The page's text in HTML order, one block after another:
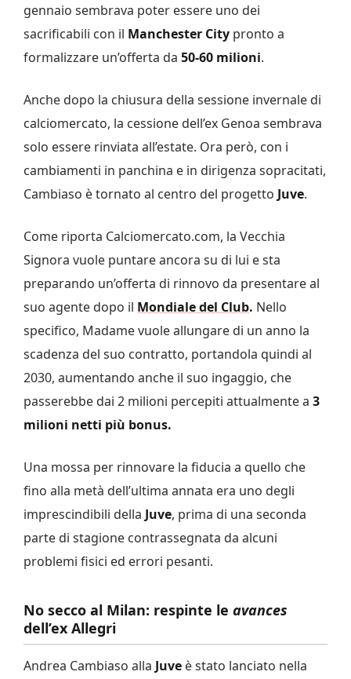
gennaio sembrava poter essere uno dei
sacrificabili con il Manchester City pronto a
formalizzare un’offerta da 50-60 milioni.
Anche dopo la chiusura della sessione invernale di
calciomercato, la cessione dell’ex Genoa sembrava
solo essere rinviata all’estate. Ora però, con i
cambiamenti in panchina e in dirigenza sopracitati,
Cambiaso è tornato al centro del progetto Juve.
Come riporta Calciomercato.com, la Vecchia
Signora vuole puntare ancora su di lui e sta
preparando un’offerta di rinnovo da presentare al
suo agente dopo il Mondiale del Club. Nello
specifico, Madame vuole allungare di un anno la
scadenza del suo contratto, portandola quindi al
2030, aumentando anche il suo ingaggio, che
passerebbe dai 2 milioni percepiti attualmente a 3
milioni netti più bonus.
Una mossa per rinnovare la fiducia a quello che
fino alla metà dell’ultima annata era uno degli
imprescindibili della Juve, prima di una seconda
parte di stagione contrassegnata da alcuni
problemi fisici ed errori pesanti.
No secco al Milan: respinte le avances
dell’ex Allegri
Andrea Cambiaso alla Juve è stato lanciato nella